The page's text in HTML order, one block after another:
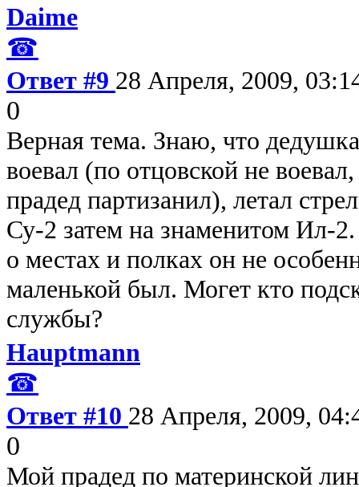
Daime
☎
Ответ #9 28 Апреля, 2009,
0
Верная тема. Знаю, что
воевал (по отцовской не
прадед партизанил), летал
Су-2 затем на знаменитом Ил-
о местах и полках он не
маленькой был. Могет кто
службы?
Hauptmann
☎
Ответ #10 28 Апреля, 2009,
0
Мой прадед по материнской